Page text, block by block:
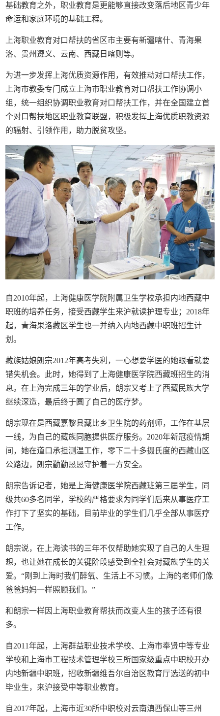
基础教育之外，职业教育是更能够直接改变落后地区青少年
命运和家庭环境的基础工程。
上海职业教育对口帮扶的省区市主要有新疆喀什、青海果
洛、贵州遵义、云南、西藏日喀则等。
为进一步发挥上海优质资源作用，有效推动对口帮扶工作，
上海市教委专门成立上海市职业教育对口帮扶工作协调小
组，统一组织协调职业教育对口帮扶工作，并在全国建立首
个对口帮扶地区职业教育联盟，积极发挥上海优质职教资源
的辐射、引领作用，助力脱贫攻坚。
自2010年起，上海健康医学院附属卫生学校承担内地西藏中
职班的培养任务，接受西藏学生来沪就读护理专业；2018年
起，青海果洛藏区学生也一并纳入内地西藏中职班招生计
划。
藏族姑娘朗宗2012年高考失利，一心想要学医的她眼看就要
错失机会。此时，她得到了上海健康医学院西藏班招生的消
息。在上海完成三年的学业后，朗宗又考上了西藏民族大学
继续深造，最后终于圆了自己的医疗梦。
朗宗现在是西藏嘉黎县藏比乡卫生院的药剂师，工作在基层
一线，为自己的藏族同胞提供医疗服务。2020年新冠疫情期
间，她在道口承担测温工作，零下二十多摄氏度的西藏山区
公路边，朗宗勤勤恳恳守护着一方安全。
朗宗告诉记者，她是上海健康医学院西藏班第三届学生，同
级共60多名同学，学校的严格要求为同学们后来从事医疗工
作打下了坚实的基础，目前毕业的学生们几乎全部从事医疗
工作。
朗宗说，在上海读书的三年不仅帮助她实现了自己的人生理
想，也让她在成长的关键阶段感受到全社会对藏族学生的关
爱。“刚到上海时我们醉氧、生活上不习惯。上海的老师们像
爸爸妈妈一样照顾我们。”
和朗宗一样因上海职业教育帮扶而改变人生的孩子还有很
多。
自2011年起，上海群益职业技术学校、上海市奉贤中等专业
学校和上海市工程技术管理学校三所国家级重点中职校开办
内地新疆中职班，招收新疆维吾尔自治区教育厅选送的初中
毕业生，来沪接受中等职业教育。
自2017年起，上海市近30所中职校对云南滇西保山等三州